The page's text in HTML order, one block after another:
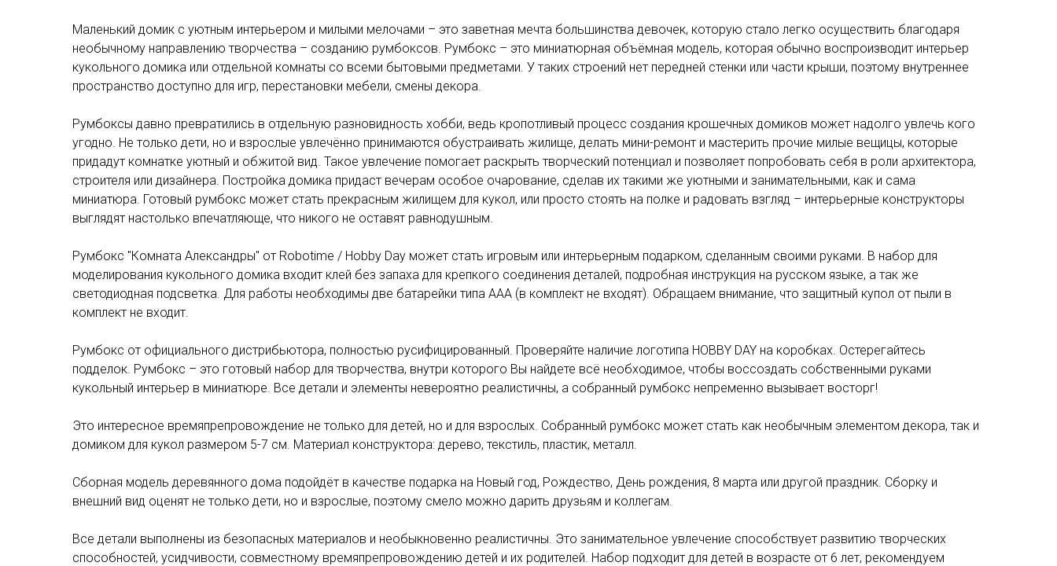
Маленький домик с уютным интерьером и милыми мелочами – это заветная мечта большинства девочек, которую стало легко осуществить благодаря
необычному направлению творчества – созданию румбоксов. Румбокс – это миниатюрная объёмная модель, которая обычно воспроизводит интерьер
кукольного домика или отдельной комнаты со всеми бытовыми предметами. У таких строений нет передней стенки или части крыши, поэтому внутреннее
пространство доступно для игр, перестановки мебели, смены декора.
Румбоксы давно превратились в отдельную разновидность хобби, ведь кропотливый процесс создания крошечных домиков может надолго увлечь кого
угодно. Не только дети, но и взрослые увлечённо принимаются обустраивать жилище, делать мини-ремонт и мастерить прочие милые вещицы, которые
придадут комнатке уютный и обжитой вид. Такое увлечение помогает раскрыть творческий потенциал и позволяет попробовать себя в роли архитектора,
строителя или дизайнера. Постройка домика придаст вечерам особое очарование, сделав их такими же уютными и занимательными, как и сама
миниатюра. Готовый румбокс может стать прекрасным жилищем для кукол, или просто стоять на полке и радовать взгляд – интерьерные конструкторы
выглядят настолько впечатляюще, что никого не оставят равнодушным.
Румбокс "Комната Александры" от Robotime / Hobby Day может стать игровым или интерьерным подарком, сделанным своими руками. В набор для
моделирования кукольного домика входит клей без запаха для крепкого соединения деталей, подробная инструкция на русском языке, а так же
светодиодная подсветка. Для работы необходимы две батарейки типа ААА (в комплект не входят). Обращаем внимание, что защитный купол от пыли в
комплект не входит.
Румбокс от официального дистрибьютора, полностью русифицированный. Проверяйте наличие логотипа HOBBY DAY на коробках. Остерегайтесь
подделок. Румбокс – это готовый набор для творчества, внутри которого Вы найдете всё необходимое, чтобы воссоздать собственными руками
кукольный интерьер в миниатюре. Все детали и элементы невероятно реалистичны, а собранный румбокс непременно вызывает восторг!
Это интересное времяпрепровождение не только для детей, но и для взрослых. Собранный румбокс может стать как необычным элементом декора, так и
домиком для кукол размером 5-7 см. Материал конструктора: дерево, текстиль, пластик, металл.
Сборная модель деревянного дома подойдёт в качестве подарка на Новый год, Рождество, День рождения, 8 марта или другой праздник. Сборку и
внешний вид оценят не только дети, но и взрослые, поэтому смело можно дарить друзьям и коллегам.
Все детали выполнены из безопасных материалов и необыкновенно реалистичны. Это занимательное увлечение способствует развитию творческих
способностей, усидчивости, совместному времяпрепровождению детей и их родителей. Набор подходит для детей в возрасте от 6 лет, рекомендуем